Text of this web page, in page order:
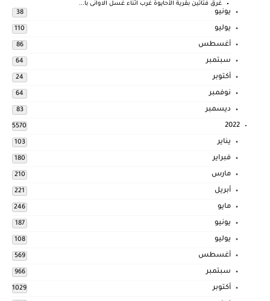
غرق فتاتين بقرية الأحايوة غرب اثناء غسل الاوانى با...
يونيو 38
يوليو 110
أغسطس 86
سبتمبر 64
أكتوبر 24
نوفمبر 64
ديسمبر 83
2022
5570
يناير 103
فبراير 180
مارس 210
أبريل 221
مايو 246
يونيو 187
يوليو 108
أغسطس 569
سبتمبر 966
أكتوبر 1029